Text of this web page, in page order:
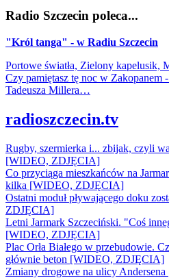
Radio Szczecin poleca...
"Król tanga" - w Radiu Szczecin
Portowe światła, Zielony kapelusik,
Czy pamiętasz tę noc w
Tadeusza Millera…
radioszczecin.tv
Rugby, szermierka i... zbijak, czyli
[WIDEO, ZDJĘCIA]
Co przyciąga mieszkańców na
kilka [WIDEO, ZDJĘCIA]
Ostatni moduł pływającego doku
ZDJĘCIA]
Letni Jarmark Szczeciński. "Coś
[WIDEO, ZDJĘCIA]
Plac Orła Białego w przebudowie.
głównie beton [WIDEO, ZDJĘCIA]
Zmiany drogowe na ulicy